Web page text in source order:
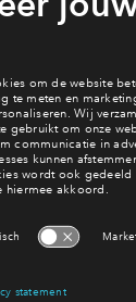
bij jou?
Meld je dan
van het